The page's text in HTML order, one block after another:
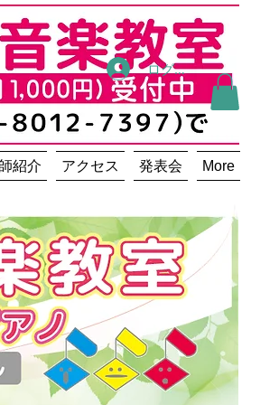
ログイン
紹介 アクセス 発表会 More